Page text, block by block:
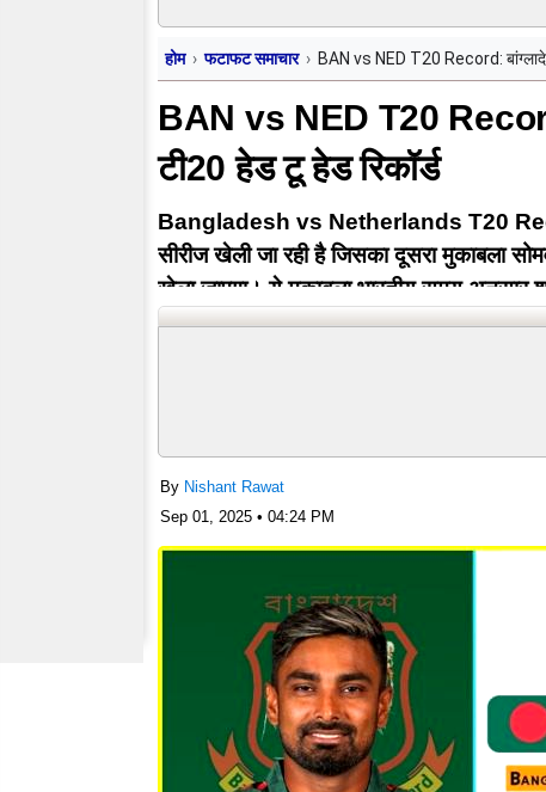
होम फटाफट समाचार BAN vs NED T20 Record:
BAN vs NED T20
टी20 हेड टू हेड रिकॉर्ड
Bangladesh vs Netherlands T20
सीरीज खेली जा रही है जिसका दूसरा मुकाबला
खेला जाएगा। ये मुकाबला भारतीय समय
BAN vs NED T20I Head To…
By Nishant Rawat
Sep 01, 2025 • 04:24 PM